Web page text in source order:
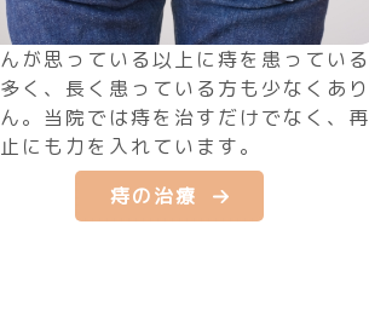
が思っている以上に痔を患っている
く、長く患っている方も少なくあり
。当院では痔を治すだけでなく、再
にも力を入れています。
痔の治療